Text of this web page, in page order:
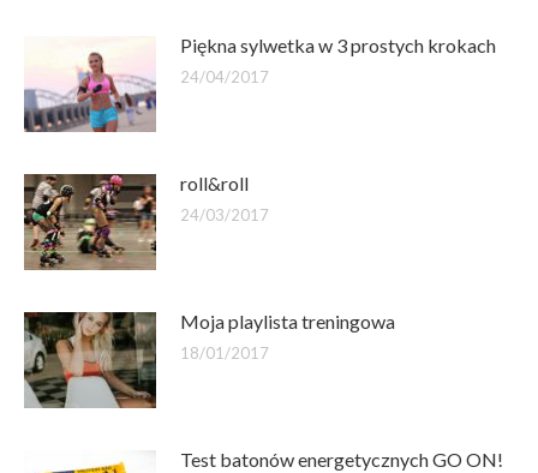
Piękna sylwetka w 3 prostych krokach
24/04/2017
roll&roll
24/03/2017
Moja playlista treningowa
18/01/2017
Test batonów energetycznych GO ON!